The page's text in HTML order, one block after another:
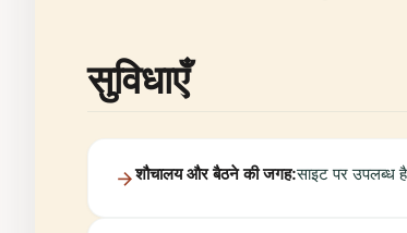
सुविधाएँ
शौचालय और बैठने की जगह:साइट पर उपलब्ध